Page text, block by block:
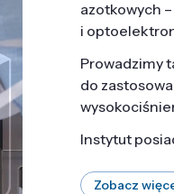
azotkowych
i
Prowadzimy
do
Instytut
Zobacz